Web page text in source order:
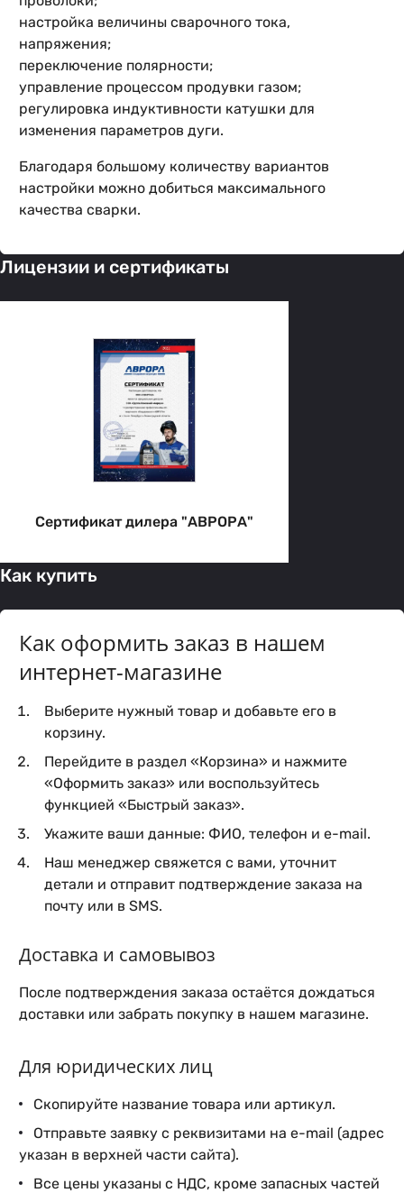
настройка величины сварочного тока,
напряжения;
переключение полярности;
управление процессом продувки газом;
регулировка индуктивности катушки для
изменения параметров дуги.
Благодаря большому количеству вариантов
настройки можно добиться максимального
качества сварки.
Лицензии и сертификаты
Сертификат дилера "АВРОРА"
Как купить
Как оформить заказ в нашем
интернет-магазине
Выберите нужный товар и добавьте его в
корзину.
Перейдите в раздел «Корзина» и нажмите
«Оформить заказ» или воспользуйтесь
функцией «Быстрый заказ».
Укажите ваши данные: ФИО, телефон и e-mail.
Наш менеджер свяжется с вами, уточнит
детали и отправит подтверждение заказа на
почту или в SMS.
Доставка и самовывоз
После подтверждения заказа остаётся дождаться
доставки или забрать покупку в нашем магазине.
Для юридических лиц
Скопируйте название товара или артикул.
Отправьте заявку с реквизитами на e-mail (адрес
указан в верхней части сайта).
Все цены указаны с НДС, кроме запасных частей